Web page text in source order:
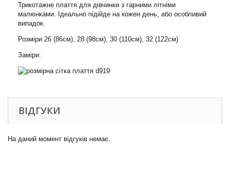
Трикотажне плаття для дівчинки з гарними літніми
малюнками. Ідеально підійде на кожен день, або особливий
випадок.
Розміри 26 (86см), 28 (98см), 30 (110см), 32 (122см)
Заміри:
ВІДГУКИ
На даний момент відгуків немає.